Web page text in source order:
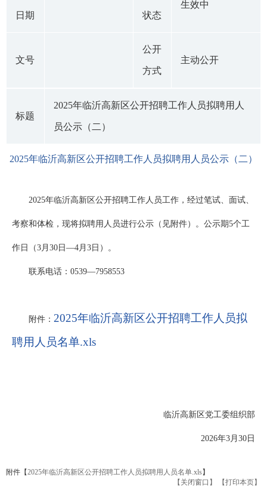
日期 状态
生效中
文号
公开
方式
主动公开
标题
2025年临沂高新区公开招聘工作人员拟聘用人
员公示（二）
2025年临沂高新区公开招聘工作人员拟聘用人员公示（二）
2025年临沂高新区公开招聘工作人员工作，经过笔试、面试、
考察和体检，现将拟聘用人员进行公示（见附件）。公示期5个工
作日（3月30日—4月3日）。
联系电话：0539—7958553
附件： 2025年临沂高新区公开招聘工作人员拟
聘用人员名单.xls
临沂高新区党工委组织部
2026年3月30日
附件【2025年临沂高新区公开招聘工作人员拟聘用人员名单.xls】
【关闭窗口】
【打印本页】